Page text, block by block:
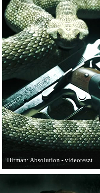
Hitman: Absolution - videoteszt